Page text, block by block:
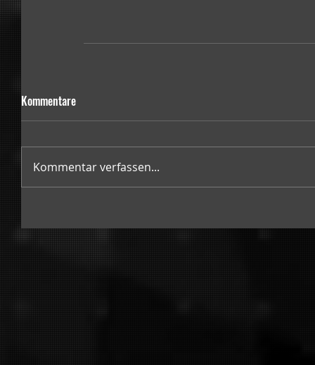
Kommentare
Kommentar verfassen...